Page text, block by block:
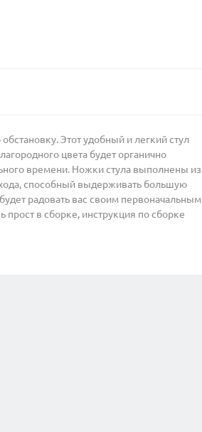
Этот удобный и легкий стул
цвета будет органично
времени. Ножки стула выполнены из
способный выдерживать большую
радовать вас своим первоначальным
прост в сборке, инструкция по сборке